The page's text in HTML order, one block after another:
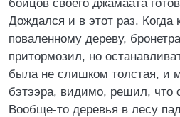
бойцов своего джамаата
Дождался и в этот раз. Когда
поваленному дереву,
притормозил, но
была не слишком толстая, и
бэтээра, видимо, решил, что
Вообще-то деревья в лесу